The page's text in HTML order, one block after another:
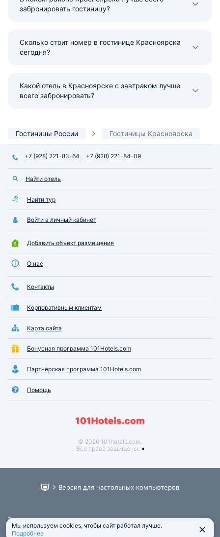
забронировать гостиницу?
Сколько стоит номер в гостинице Красноярска
сегодня?
Какой отель в Красноярске с завтраком лучше
всего забронировать?
Гостиницы России Гостиницы Красноярска
+7 (928) 221-83-64 +7 (928) 221-84-09
Найти отель
Найти тур
Войти в личный кабинет
Добавить объект размещения
О нас
Контакты
Корпоративным клиентам
Карта сайта
Бонусная программа 101Hotels.com
Партнёрская программа 101Hotels.com
Помощь
© 2026 101hotels.com.
Все права защищены.
Версия для настольных компьютеров
Пользовательское соглашение
Юридическая информация
Мы используем cookies, чтобы сайт работал лучше.
Подробнее